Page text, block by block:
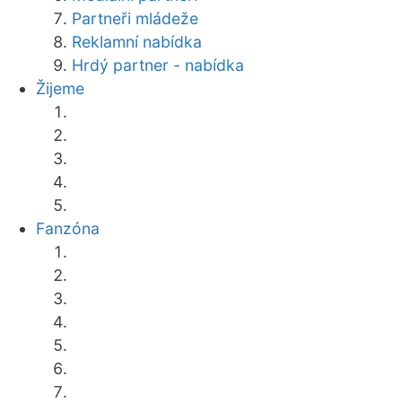
Partneři mládeže
Reklamní nabídka
Hrdý partner - nabídka
Žijeme
Fanzóna